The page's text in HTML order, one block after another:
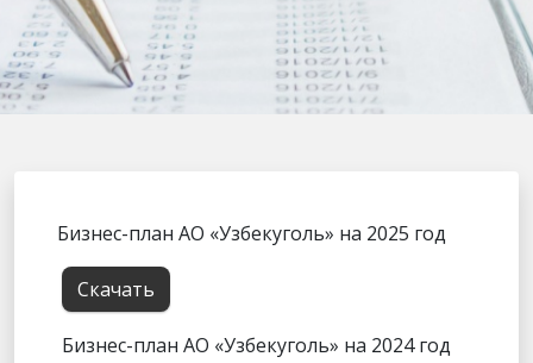
Бизнес-план АО «Узбекуголь» на 2025 год
Скачать
Бизнес-план АО «Узбекуголь» на 2024 год